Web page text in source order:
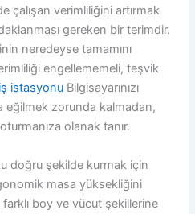
çalışan verimliliğini artırmak
gereken bir terimdir.
neredeyse tamamını
engellememeli, teşvik
istasyonu Bilgisayarınızı
eğilmek zorunda kalmadan,
olanak tanır.
doğru şekilde kurmak için
masa yüksekliğini
farklı boy ve vücut şekillerine